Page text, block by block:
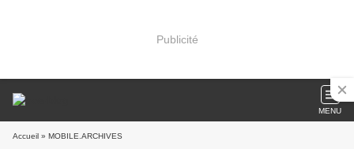
Publicité
MENU
Accueil » MOBILE.ARCHIVES